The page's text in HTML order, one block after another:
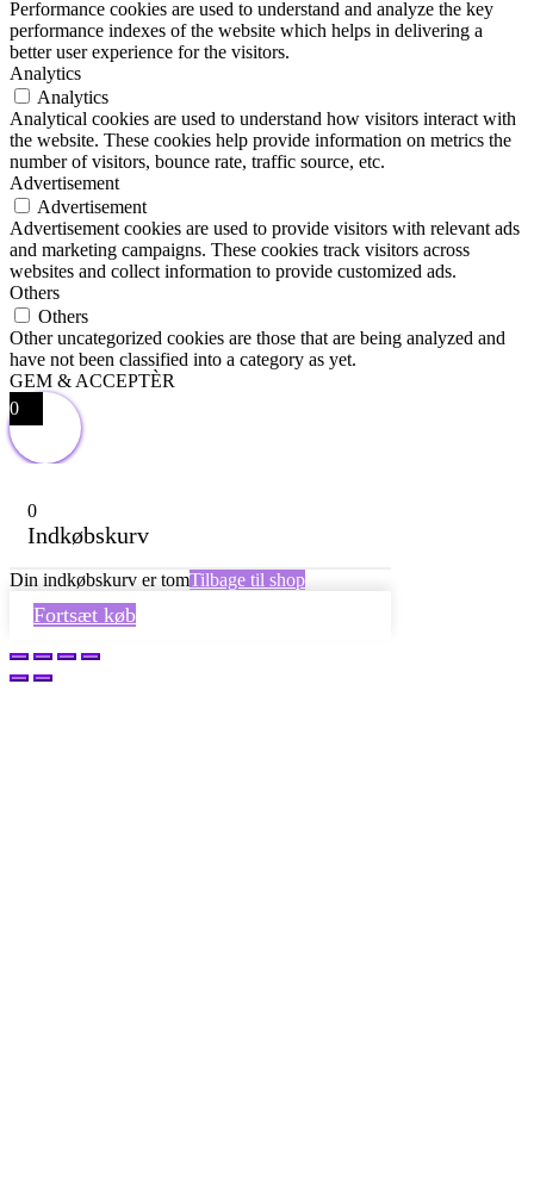
Performance cookies are used to understand and analyze the key
performance indexes of the website which helps in delivering a
better user experience for the visitors.
Analytics
Analytics
Analytical cookies are used to understand how visitors interact with
the website. These cookies help provide information on metrics the
number of visitors, bounce rate, traffic source, etc.
Advertisement
Advertisement
Advertisement cookies are used to provide visitors with relevant ads
and marketing campaigns. These cookies track visitors across
websites and collect information to provide customized ads.
Others
Others
Other uncategorized cookies are those that are being analyzed and
have not been classified into a category as yet.
GEM & ACCEPTÈR
0
0
Indkøbskurv
Din indkøbskurv er tomTilbage til shop
Fortsæt køb